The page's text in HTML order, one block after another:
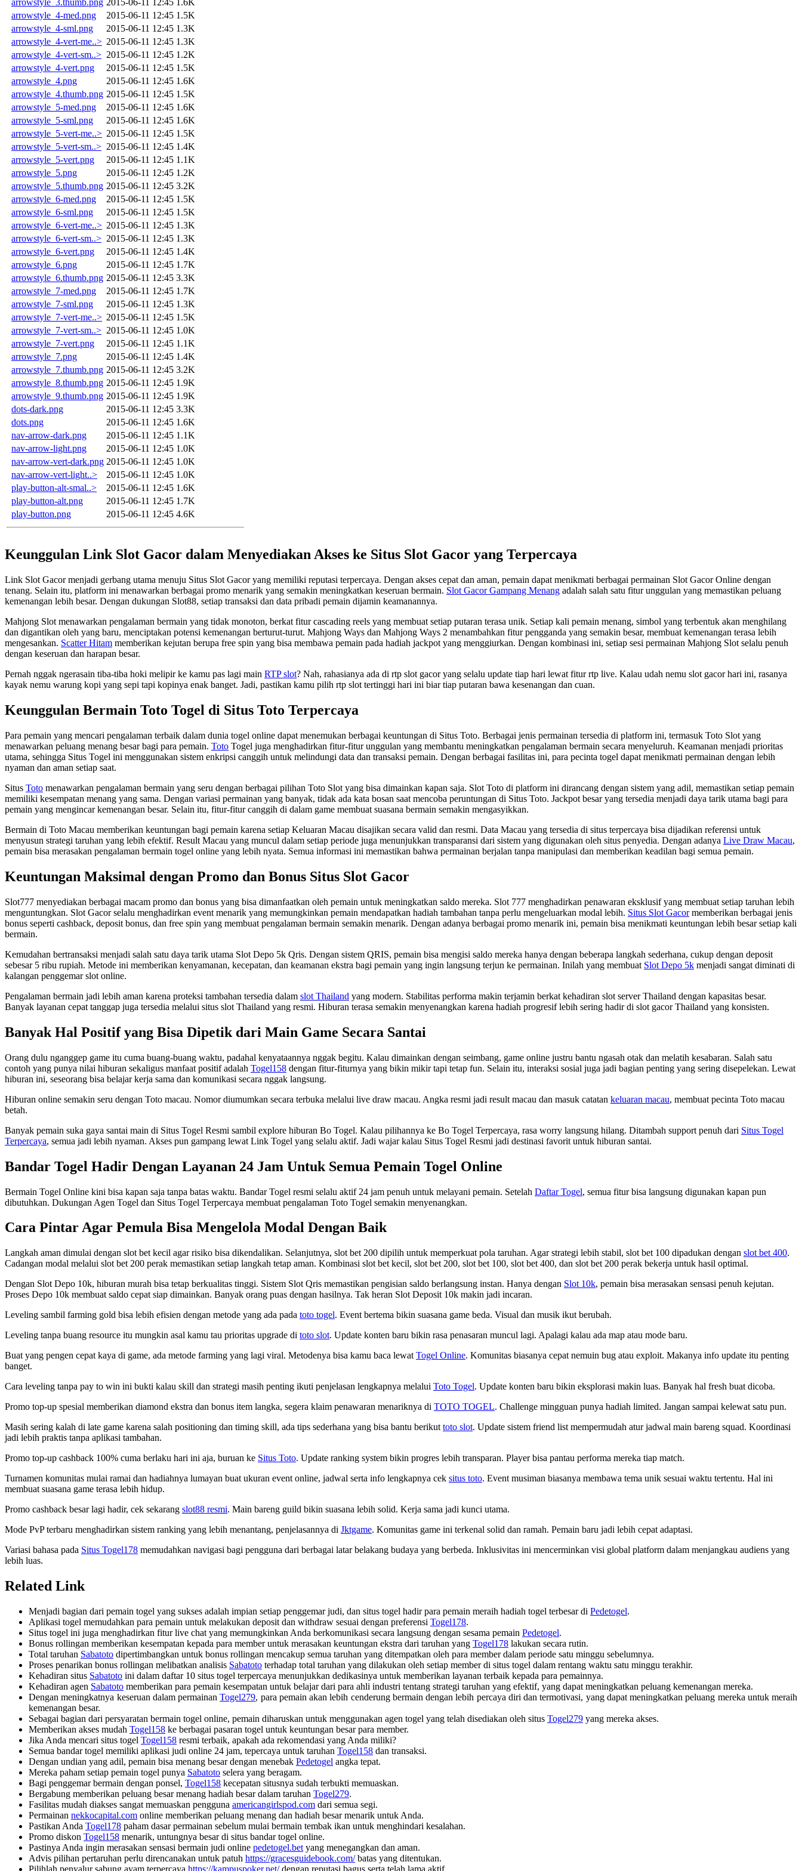
arrowstyle_3.thumb.png 2015-06-11 12:45 1.6K
arrowstyle_4-med.png
2015-06-11 12:45 1.5K
arrowstyle_4-sml.png
2015-06-11 12:45 1.3K
arrowstyle_4-vert-me..> 2015-06-11 12:45 1.3K
arrowstyle_4-vert-sm..> 2015-06-11 12:45 1.2K
arrowstyle_4-vert.png
2015-06-11 12:45 1.5K
arrowstyle_4.png
2015-06-11 12:45 1.6K
arrowstyle_4.thumb.png 2015-06-11 12:45 1.5K
arrowstyle_5-med.png
2015-06-11 12:45 1.6K
arrowstyle_5-sml.png
2015-06-11 12:45 1.6K
arrowstyle_5-vert-me..> 2015-06-11 12:45 1.5K
arrowstyle_5-vert-sm..> 2015-06-11 12:45 1.4K
arrowstyle_5-vert.png
2015-06-11 12:45 1.1K
arrowstyle_5.png
2015-06-11 12:45 1.2K
arrowstyle_5.thumb.png 2015-06-11 12:45 3.2K
arrowstyle_6-med.png
2015-06-11 12:45 1.5K
arrowstyle_6-sml.png
2015-06-11 12:45 1.5K
arrowstyle_6-vert-me..> 2015-06-11 12:45 1.3K
arrowstyle_6-vert-sm..> 2015-06-11 12:45 1.3K
arrowstyle_6-vert.png
2015-06-11 12:45 1.4K
arrowstyle_6.png
2015-06-11 12:45 1.7K
arrowstyle_6.thumb.png 2015-06-11 12:45 3.3K
arrowstyle_7-med.png
2015-06-11 12:45 1.7K
arrowstyle_7-sml.png
2015-06-11 12:45 1.3K
arrowstyle_7-vert-me..> 2015-06-11 12:45 1.5K
arrowstyle_7-vert-sm..> 2015-06-11 12:45 1.0K
arrowstyle_7-vert.png
2015-06-11 12:45 1.1K
arrowstyle_7.png
2015-06-11 12:45 1.4K
arrowstyle_7.thumb.png 2015-06-11 12:45 3.2K
arrowstyle_8.thumb.png 2015-06-11 12:45 1.9K
arrowstyle_9.thumb.png 2015-06-11 12:45 1.9K
dots-dark.png
2015-06-11 12:45 3.3K
dots.png
2015-06-11 12:45 1.6K
nav-arrow-dark.png
2015-06-11 12:45 1.1K
nav-arrow-light.png
2015-06-11 12:45 1.0K
nav-arrow-vert-dark.png 2015-06-11 12:45 1.0K
nav-arrow-vert-light..>
2015-06-11 12:45 1.0K
play-button-alt-smal..>
2015-06-11 12:45 1.6K
play-button-alt.png
2015-06-11 12:45 1.7K
play-button.png
2015-06-11 12:45 4.6K
Keunggulan Link Slot Gacor dalam Menyediakan Akses ke Situs Slot Gacor yang Terpercaya
Link Slot Gacor menjadi gerbang utama menuju Situs Slot Gacor yang memiliki reputasi terpercaya. Dengan akses cepat dan aman, pemain dapat menikmati berbagai permainan Slot Gacor Online dengan
tenang. Selain itu, platform ini menawarkan berbagai promo menarik yang semakin meningkatkan keseruan bermain. Slot Gacor Gampang Menang adalah salah satu fitur unggulan yang memastikan peluang
kemenangan lebih besar. Dengan dukungan Slot88, setiap transaksi dan data pribadi pemain dijamin keamanannya.
Mahjong Slot menawarkan pengalaman bermain yang tidak monoton, berkat fitur cascading reels yang membuat setiap putaran terasa unik. Setiap kali pemain menang, simbol yang terbentuk akan menghilang
dan digantikan oleh yang baru, menciptakan potensi kemenangan berturut-turut. Mahjong Ways dan Mahjong Ways 2 menambahkan fitur pengganda yang semakin besar, membuat kemenangan terasa lebih
mengesankan. Scatter Hitam memberikan kejutan berupa free spin yang bisa membawa pemain pada hadiah jackpot yang menggiurkan. Dengan kombinasi ini, setiap sesi permainan Mahjong Slot selalu penuh
dengan keseruan dan harapan besar.
Pernah nggak ngerasain tiba-tiba hoki melipir ke kamu pas lagi main RTP slot? Nah, rahasianya ada di rtp slot gacor yang selalu update tiap hari lewat fitur rtp live. Kalau udah nemu slot gacor hari ini, rasanya
kayak nemu warung kopi yang sepi tapi kopinya enak banget. Jadi, pastikan kamu pilih rtp slot tertinggi hari ini biar tiap putaran bawa kesenangan dan cuan.
Keunggulan Bermain Toto Togel di Situs Toto Terpercaya
Para pemain yang mencari pengalaman terbaik dalam dunia togel online dapat menemukan berbagai keuntungan di Situs Toto. Berbagai jenis permainan tersedia di platform ini, termasuk Toto Slot yang
menawarkan peluang menang besar bagi para pemain. Toto Togel juga menghadirkan fitur-fitur unggulan yang membantu meningkatkan pengalaman bermain secara menyeluruh. Keamanan menjadi prioritas
utama, sehingga Situs Togel ini menggunakan sistem enkripsi canggih untuk melindungi data dan transaksi pemain. Dengan berbagai fasilitas ini, para pecinta togel dapat menikmati permainan dengan lebih
nyaman dan aman setiap saat.
Situs Toto menawarkan pengalaman bermain yang seru dengan berbagai pilihan Toto Slot yang bisa dimainkan kapan saja. Slot Toto di platform ini dirancang dengan sistem yang adil, memastikan setiap pemain
memiliki kesempatan menang yang sama. Dengan variasi permainan yang banyak, tidak ada kata bosan saat mencoba peruntungan di Situs Toto. Jackpot besar yang tersedia menjadi daya tarik utama bagi para
pemain yang mengincar kemenangan besar. Selain itu, fitur-fitur canggih di dalam game membuat suasana bermain semakin mengasyikkan.
Bermain di Toto Macau memberikan keuntungan bagi pemain karena setiap Keluaran Macau disajikan secara valid dan resmi. Data Macau yang tersedia di situs terpercaya bisa dijadikan referensi untuk
menyusun strategi taruhan yang lebih efektif. Result Macau yang muncul dalam setiap periode juga menunjukkan transparansi dari sistem yang digunakan oleh situs penyedia. Dengan adanya Live Draw Macau,
pemain bisa merasakan pengalaman bermain togel online yang lebih nyata. Semua informasi ini memastikan bahwa permainan berjalan tanpa manipulasi dan memberikan keadilan bagi semua pemain.
Keuntungan Maksimal dengan Promo dan Bonus Situs Slot Gacor
Slot777 menyediakan berbagai macam promo dan bonus yang bisa dimanfaatkan oleh pemain untuk meningkatkan saldo mereka. Slot 777 menghadirkan penawaran eksklusif yang membuat setiap taruhan lebih
menguntungkan. Slot Gacor selalu menghadirkan event menarik yang memungkinkan pemain mendapatkan hadiah tambahan tanpa perlu mengeluarkan modal lebih. Situs Slot Gacormemberikan berbagai jenis
bonus seperti cashback, deposit bonus, dan free spin yang membuat pengalaman bermain semakin menarik. Dengan adanya berbagai promo menarik ini, pemain bisa menikmati keuntungan lebih besar setiap kali
bermain.
Kemudahan bertransaksi menjadi salah satu daya tarik utama Slot Depo 5k Qris. Dengan sistem QRIS, pemain bisa mengisi saldo mereka hanya dengan beberapa langkah sederhana, cukup dengan deposit
sebesar 5 ribu rupiah. Metode ini memberikan kenyamanan, kecepatan, dan keamanan ekstra bagi pemain yang ingin langsung terjun ke permainan. Inilah yang membuat Slot Depo 5k menjadi sangat diminati di
kalangan penggemar slot online.
Pengalaman bermain jadi lebih aman karena proteksi tambahan tersedia dalam slot Thailand yang modern. Stabilitas performa makin terjamin berkat kehadiran slot server Thailand dengan kapasitas besar.
Banyak layanan cepat tanggap juga tersedia melalui situs slot Thailand yang resmi. Hiburan terasa semakin menyenangkan karena hadiah progresif lebih sering hadir di slot gacor Thailand yang konsisten.
Banyak Hal Positif yang Bisa Dipetik dari Main Game Secara Santai
Orang dulu nganggep game itu cuma buang-buang waktu, padahal kenyataannya nggak begitu. Kalau dimainkan dengan seimbang, game online justru bantu ngasah otak dan melatih kesabaran. Salah satu
contoh yang punya nilai hiburan sekaligus manfaat positif adalah Togel158 dengan fitur-fiturnya yang bikin mikir tapi tetap fun. Selain itu, interaksi sosial juga jadi bagian penting yang sering disepelekan. Lewat
hiburan ini, seseorang bisa belajar kerja sama dan komunikasi secara nggak langsung.
Hiburan online semakin seru dengan Toto macau. Nomor diumumkan secara terbuka melalui live draw macau. Angka resmi jadi result macau dan masuk catatan keluaran macau, membuat pecinta Toto macau
betah.
Banyak pemain suka gaya santai main di Situs Togel Resmi sambil explore hiburan Bo Togel. Kalau pilihannya ke Bo Togel Terpercaya, rasa worry langsung hilang. Ditambah support penuh dari Situs Togel
Terpercaya, semua jadi lebih nyaman. Akses pun gampang lewat Link Togel yang selalu aktif. Jadi wajar kalau Situs Togel Resmi jadi destinasi favorit untuk hiburan santai.
Bandar Togel Hadir Dengan Layanan 24 Jam Untuk Semua Pemain Togel Online
Bermain Togel Online kini bisa kapan saja tanpa batas waktu. Bandar Togel resmi selalu aktif 24 jam penuh untuk melayani pemain. Setelah Daftar Togel, semua fitur bisa langsung digunakan kapan pun
dibutuhkan. Dukungan Agen Togel dan Situs Togel Terpercaya membuat pengalaman Toto Togel semakin menyenangkan.
Cara Pintar Agar Pemula Bisa Mengelola Modal Dengan Baik
Langkah aman dimulai dengan slot bet kecil agar risiko bisa dikendalikan. Selanjutnya, slot bet 200 dipilih untuk memperkuat pola taruhan. Agar strategi lebih stabil, slot bet 100 dipadukan dengan slot bet 400.
Cadangan modal melalui slot bet 200 perak memastikan setiap langkah tetap aman. Kombinasi slot bet kecil, slot bet 200, slot bet 100, slot bet 400, dan slot bet 200 perak bekerja untuk hasil optimal.
Dengan Slot Depo 10k, hiburan murah bisa tetap berkualitas tinggi. Sistem Slot Qris memastikan pengisian saldo berlangsung instan. Hanya dengan Slot 10k, pemain bisa merasakan sensasi penuh kejutan.
Proses Depo 10k membuat saldo cepat siap dimainkan. Banyak orang puas dengan hasilnya. Tak heran Slot Deposit 10k makin jadi incaran.
Leveling sambil farming gold bisa lebih efisien dengan metode yang ada pada toto togel. Event bertema bikin suasana game beda. Visual dan musik ikut berubah.
Leveling tanpa buang resource itu mungkin asal kamu tau prioritas upgrade di toto slot. Update konten baru bikin rasa penasaran muncul lagi. Apalagi kalau ada map atau mode baru.
Buat yang pengen cepat kaya di game, ada metode farming yang lagi viral. Metodenya bisa kamu baca lewat Togel Online. Komunitas biasanya cepat nemuin bug atau exploit. Makanya info update itu penting
banget.
Cara leveling tanpa pay to win ini bukti kalau skill dan strategi masih penting ikuti penjelasan lengkapnya melalui Toto Togel. Update konten baru bikin eksplorasi makin luas. Banyak hal fresh buat dicoba.
Promo top-up spesial memberikan diamond ekstra dan bonus item langka, segera klaim penawaran menariknya di TOTO TOGEL. Challenge mingguan punya hadiah limited. Jangan sampai kelewat satu pun.
Masih sering kalah di late game karena salah positioning dan timing skill, ada tips sederhana yang bisa bantu berikut toto slot. Update sistem friend list mempermudah atur jadwal main bareng squad. Koordinasi
jadi lebih praktis tanpa aplikasi tambahan.
Promo top-up cashback 100% cuma berlaku hari ini aja, buruan ke Situs Toto. Update ranking system bikin progres lebih transparan. Player bisa pantau performa mereka tiap match.
Turnamen komunitas mulai ramai dan hadiahnya lumayan buat ukuran event online, jadwal serta info lengkapnya cek situs toto. Event musiman biasanya membawa tema unik sesuai waktu tertentu. Hal ini
membuat suasana game terasa lebih hidup.
Promo cashback besar lagi hadir, cek sekarang slot88 resmi. Main bareng guild bikin suasana lebih solid. Kerja sama jadi kunci utama.
Mode PvP terbaru menghadirkan sistem ranking yang lebih menantang, penjelasannya di Jktgame. Komunitas game ini terkenal solid dan ramah. Pemain baru jadi lebih cepat adaptasi.
Variasi bahasa pada Situs Togel178 memudahkan navigasi bagi pengguna dari berbagai latar belakang budaya yang berbeda. Inklusivitas ini mencerminkan visi global platform dalam menjangkau audiens yang
lebih luas.
Related Link
Menjadi bagian dari pemain togel yang sukses adalah impian setiap penggemar judi, dan situs togel hadir para pemain meraih hadiah togel terbesar di Pedetogel.
Aplikasi togel memudahkan para pemain untuk melakukan deposit dan withdraw sesuai dengan preferensi Togel178.
Situs togel ini juga menghadirkan fitur live chat yang memungkinkan Anda berkomunikasi secara langsung dengan sesama pemain Pedetogel.
Bonus rollingan memberikan kesempatan kepada para member untuk merasakan keuntungan ekstra dari taruhan yang Togel178 lakukan secara rutin.
Total taruhan Sabatoto dipertimbangkan untuk bonus rollingan mencakup semua taruhan yang ditempatkan oleh para member dalam periode satu minggu sebelumnya.
Proses penarikan bonus rollingan melibatkan analisis Sabatoto terhadap total taruhan yang dilakukan oleh setiap member di situs togel dalam rentang waktu satu minggu terakhir.
Kehadiran situs Sabatoto ini dalam daftar 10 situs togel terpercaya menunjukkan dedikasinya untuk memberikan layanan terbaik kepada para pemainnya.
Kehadiran agen Sabatoto memberikan para pemain kesempatan untuk belajar dari para ahli industri tentang strategi taruhan yang efektif, yang dapat meningkatkan peluang kemenangan mereka.
Dengan meningkatnya keseruan dalam permainanTogel279, para pemain akan lebih cenderung bermain dengan lebih percaya diri dan termotivasi, yang dapat meningkatkan peluang mereka untuk meraih
kemenangan besar.
Sebagai bagian dari persyaratan bermain togel online, pemain diharuskan untuk menggunakan agen togel yang telah disediakan oleh situs Togel279 yang mereka akses.
Memberikan akses mudah Togel158 ke berbagai pasaran togel untuk keuntungan besar para member.
Jika Anda mencari situs togel Togel158 resmi terbaik, apakah ada rekomendasi yang Anda miliki?
Semua bandar togel memiliki aplikasi judi online 24 jam, tepercaya untuk taruhan Togel158 dan transaksi.
Dengan undian yang adil, pemain bisa menang besar dengan menebak Pedetogel angka tepat.
Mereka paham setiap pemain togel punya Sabatoto selera yang beragam.
Bagi penggemar bermain dengan ponsel, Togel158 kecepatan situsnya sudah terbukti memuaskan.
Bergabung memberikan peluang besar menang hadiah besar dalam taruhan Togel279.
Fasilitas mudah diakses sangat memuaskan pengguna americangirlspod.com dari semua segi.
Permainan nekkocapital.com online memberikan peluang menang dan hadiah besar menarik untuk Anda.
Pastikan Anda Togel178 paham dasar permainan sebelum mulai bermain tembak ikan untuk menghindari kesalahan.
Promo diskon Togel158 menarik, untungnya besar di situs bandar togel online.
Pastinya Anda ingin merasakan sensasi bermain judi online pedetogel.bet yang menegangkan dan aman.
Advis pilihan pertaruhan perlu direncanakan untuk patuh https://gracesguidebook.com/batas yang ditentukan.